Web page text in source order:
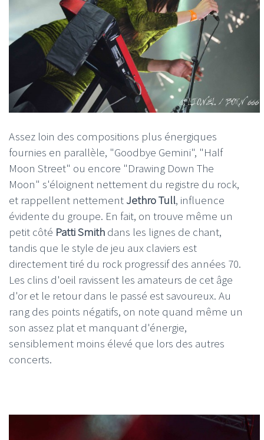
Assez loin des compositions plus énergiques
fournies en parallèle, "Goodbye Gemini", "Half
Moon Street" ou encore "Drawing Down The
Moon" s'éloignent nettement du registre du rock,
et rappellent nettementJethro Tull, influence
évidente du groupe. En fait, on trouve même un
petit côté Patti Smith dans les lignes de chant,
tandis que le style de jeu aux claviers est
directement tiré du rock progressif des années 70.
Les clins d'oeil ravissent les amateurs de cet âge
d'or et le retour dans le passé est savoureux. Au
rang des points négatifs, on note quand même un
son assez plat et manquant d'énergie,
sensiblement moins élevé que lors des autres
concerts.